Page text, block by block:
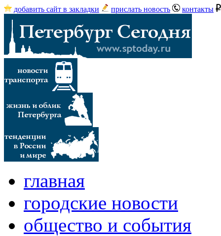
добавить сайт в закладки прислать новость контакты
главная
городские новости
общество и события